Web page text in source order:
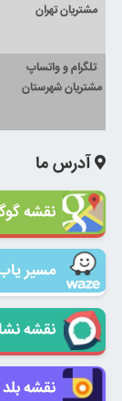
مشتریان تهران
تلگرام و واتساپ
مشتریان شهرستان
آدرس ما
نقشه
مسیر
نقشه
نقشه بلد